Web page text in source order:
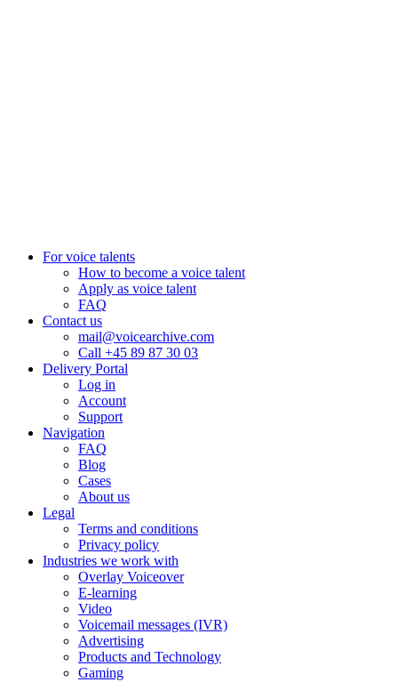
For voice talents
How to become a voice talent
Apply as voice talent
FAQ
Contact us
mail@voicearchive.com
Call +45 89 87 30 03
Delivery Portal
Log in
Account
Support
Navigation
FAQ
Blog
Cases
About us
Legal
Terms and conditions
Privacy policy
Industries we work with
Overlay Voiceover
E-learning
Video
Voicemail messages (IVR)
Advertising
Products and Technology
Gaming